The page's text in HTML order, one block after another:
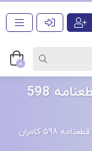
0
دانلود کتاب علل و عوامل قطعنامه 598
دانلود کتاب علل و عوامل قطعنامه 598 کامران